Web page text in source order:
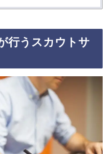
行うスカウトサ